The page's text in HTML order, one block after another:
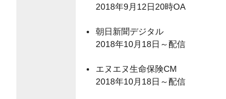
2018年9月12日20時OA
朝日新聞デジタル
2018年10月18日～配信
エヌエヌ生命保険CM
2018年10月18日～配信